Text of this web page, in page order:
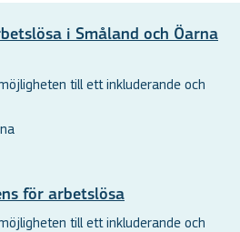
i Småland och Öarna
till ett inkluderande och
för arbetslösa
till ett inkluderande och